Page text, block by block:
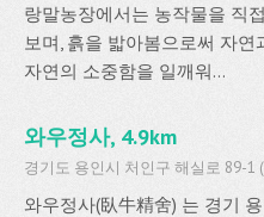
랑말농장에서는 농작물을 직
보며, 흙을 밟아봄으로써 자
자연의 소중함을 일깨워...
와우정사, 4.9km
경기도 용인시 처인구 해실로 89-1
와우정사(臥牛精舍) 는 경기